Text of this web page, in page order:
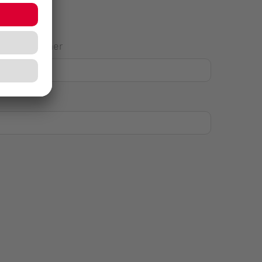
Hausnummer